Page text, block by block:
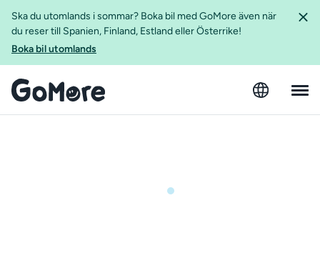
Ska du utomlands i sommar? Boka bil med GoMore även när
du reser till Spanien, Finland, Estland eller Österrike!
Boka bil utomlands